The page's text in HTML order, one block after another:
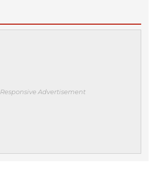
Responsive Advertisement